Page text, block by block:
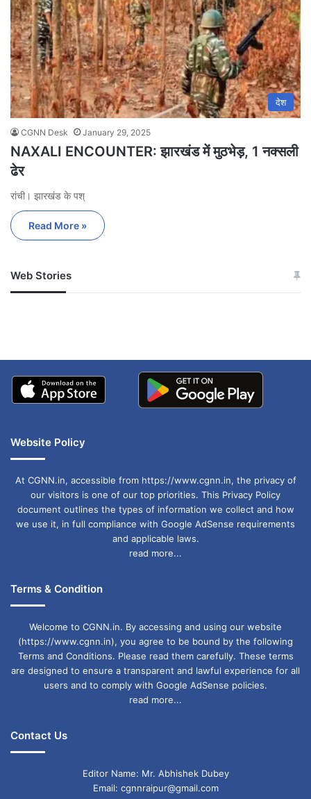
देश
CGNN Desk January 29, 2025
NAXALI ENCOUNTER: झारखंड में मुठभेड़, 1 नक्सली
ढेर
रांची। झारखंड के पश्
Read More »
Web Stories
जम्मू-कश्मीर में बारिश से
अपडेट
खाई में धक्का… आरोपियों ने
Website Policy
At CGNN.in, accessible from https://www.cgnn.in, the privacy of
our visitors is one of our top priorities. This Privacy Policy
document outlines the types of information we collect and how
we use it, in full compliance with Google AdSense requirements
and applicable laws.
read more...
Terms & Condition
Welcome to CGNN.in. By accessing and using our website
(https://www.cgnn.in), you agree to be bound by the following
Terms and Conditions. Please read them carefully. These terms
are designed to ensure a transparent and lawful experience for all
users and to comply with Google AdSense policies.
read more...
Contact Us
Editor Name: Mr. Abhishek Dubey
Email: cgnnraipur@gmail.com